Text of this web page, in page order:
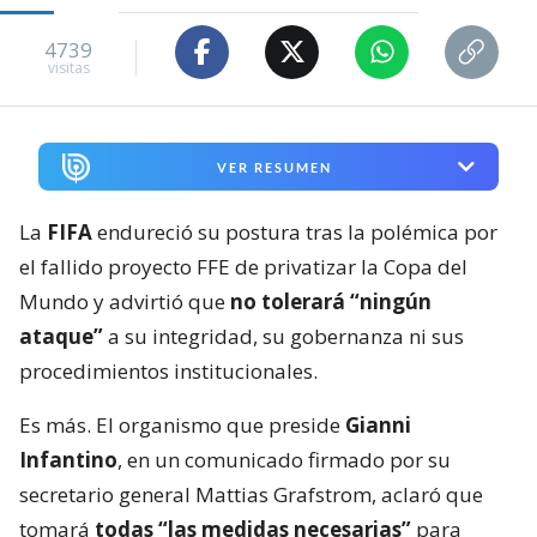
4739
visitas
VER RESUMEN
La FIFAendureció su postura tras la polémica por
el fallido proyecto FFE de privatizar la Copa del
Mundo y advirtió que no tolerará “ningún
ataque”a su integridad, su gobernanza ni sus
procedimientos institucionales.
Es más. El organismo que preside Gianni
Infantino, en un comunicado firmado por su
secretario general Mattias Grafstrom, aclaró que
tomará todas “las medidas necesarias” para